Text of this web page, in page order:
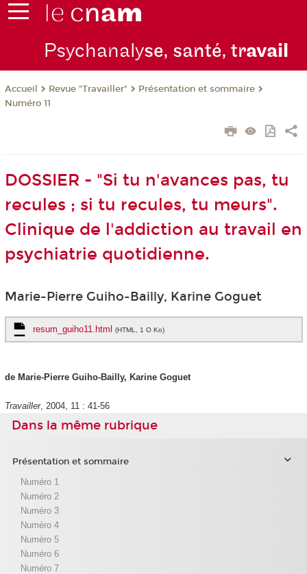
Psychanalyse, santé, travail
Accueil Revue "Travailler"
Présentation et sommaire
Numéro 11
DOSSIER - "Si tu n'avances pas, tu
recules ; si tu recules, tu meurs".
Clinique de l'addiction au travail en
psychiatrie quotidienne.
Marie-Pierre Guiho-Bailly, Karine Goguet
resum_guiho11.html (HTML, 1 O Ko)
de Marie-Pierre Guiho-Bailly, Karine Goguet
Travailler, 2004, 11 : 41-56
Dans la même rubrique
Présentation et sommaire
Numéro 1
Numéro 2
Numéro 3
Numéro 4
Numéro 5
Numéro 6
Numéro 7